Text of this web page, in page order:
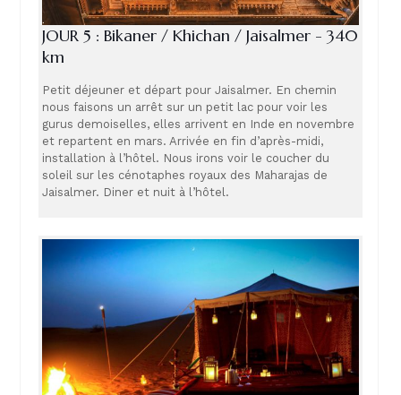
JOUR 5 : Bikaner / Khichan / Jaisalmer - 340
km
Petit déjeuner et départ pour Jaisalmer. En chemin
nous faisons un arrêt sur un petit lac pour voir les
gurus demoiselles, elles arrivent en Inde en novembre
et repartent en mars. Arrivée en fin d’après-midi,
installation à l’hôtel. Nous irons voir le coucher du
soleil sur les cénotaphes royaux des Maharajas de
Jaisalmer. Diner et nuit à l’hôtel.